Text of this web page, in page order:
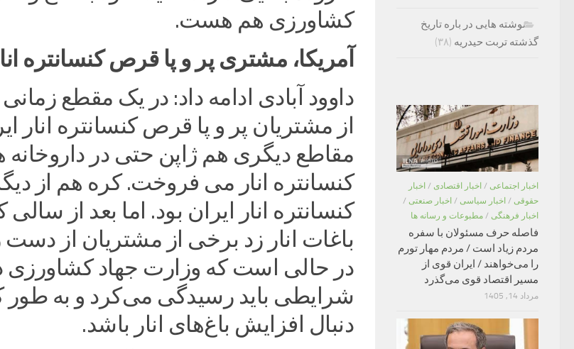
کشاورزی هم هست.
آمریکا، مشتری پر و پا قرص کنسانتره
داوود آبادی ادامه داد: در یک مقطع
از مشتریان پر و پا قرص کنسانتره انار
مقاطع دیگری هم ژاپن حتی در داروخانه
کنسانتره انار می فروخت. کره هم از
کنسانتره انار ایران بود. اما بعد از
باغات انار زد برخی از مشتریان از دست
در حالی است که وزارت جهاد کشاورزی
شرایطی باید رسیدگی می‌کرد و به طور
دنبال افزایش باغ‌های انار باشد.
نوشته هایی در باره تاریخ
گذشته تربت حیدریه (۳۸)
اخبار اجتماعی / اخبار اقتصادی / اخبار
حقوقی / اخبار سیاسی / اخبار صنعتی /
اخبار فرهنگی / مطبوعات و رسانه ها
فاصله حرف مسئولان با سفره
مردم زیاد است / مردم مهار تورم
را می‌خواهند / ایران قوی از
مسیر اقتصاد قوی می‌گذرد
مرداد 14, 1405